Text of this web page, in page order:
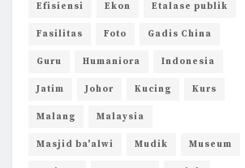
Efisiensi Ekon Etalase publik
Fasilitas Foto Gadis China
Guru Humaniora Indonesia
Jatim Johor Kucing Kurs
Malang Malaysia
Masjid ba'alwi Mudik Museum